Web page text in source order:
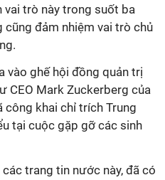
vai trò này trong suốt ba
cũng đảm nhiệm vai trò chủ
vào ghế hội đồng quản trị
CEO Mark Zuckerberg của
công khai chỉ trích Trung
tại cuộc gặp gỡ các sinh
trang tin nước này, đã có